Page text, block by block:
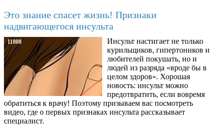
Это знание спасет жизнь! Признаки
надвигающегося инсульта
11808
Инсульт настигает не только
курильщиков, гипертоников и
любителей покушать, но и
людей из разряда «вроде бы в
целом здоров». Хорошая
новость: инсульт можно
предотвратить, если вовремя
обратиться к врачу! Поэтому призываем вас посмотреть
видео, где о первых признаках инсульта рассказывает
специалист.